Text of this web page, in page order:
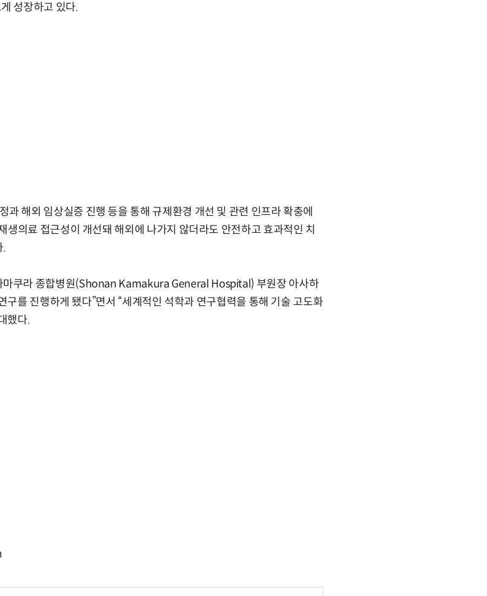
성장하고 있다.
과 해외 임상실증 진행 등을 통해 규제환경 개선 및 관련 인프라 확충에
생의료 접근성이 개선돼 해외에 나가지 않더라도 안전하고 효과적인 치
.
마쿠라 종합병원(Shonan Kamakura General Hospital) 부원장 아사하
구를 진행하게 됐다”면서 “세계적인 석학과 연구협력을 통해 기술 고도화
했다.